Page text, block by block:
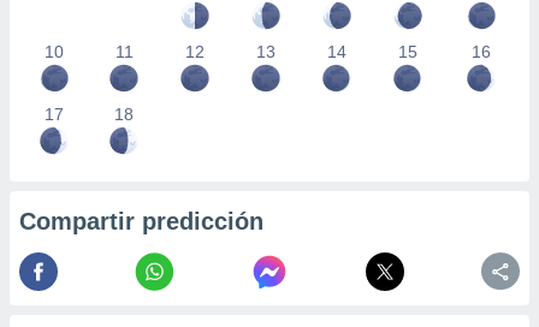
10 11 12 13 14 15 16
17 18
Compartir predicción